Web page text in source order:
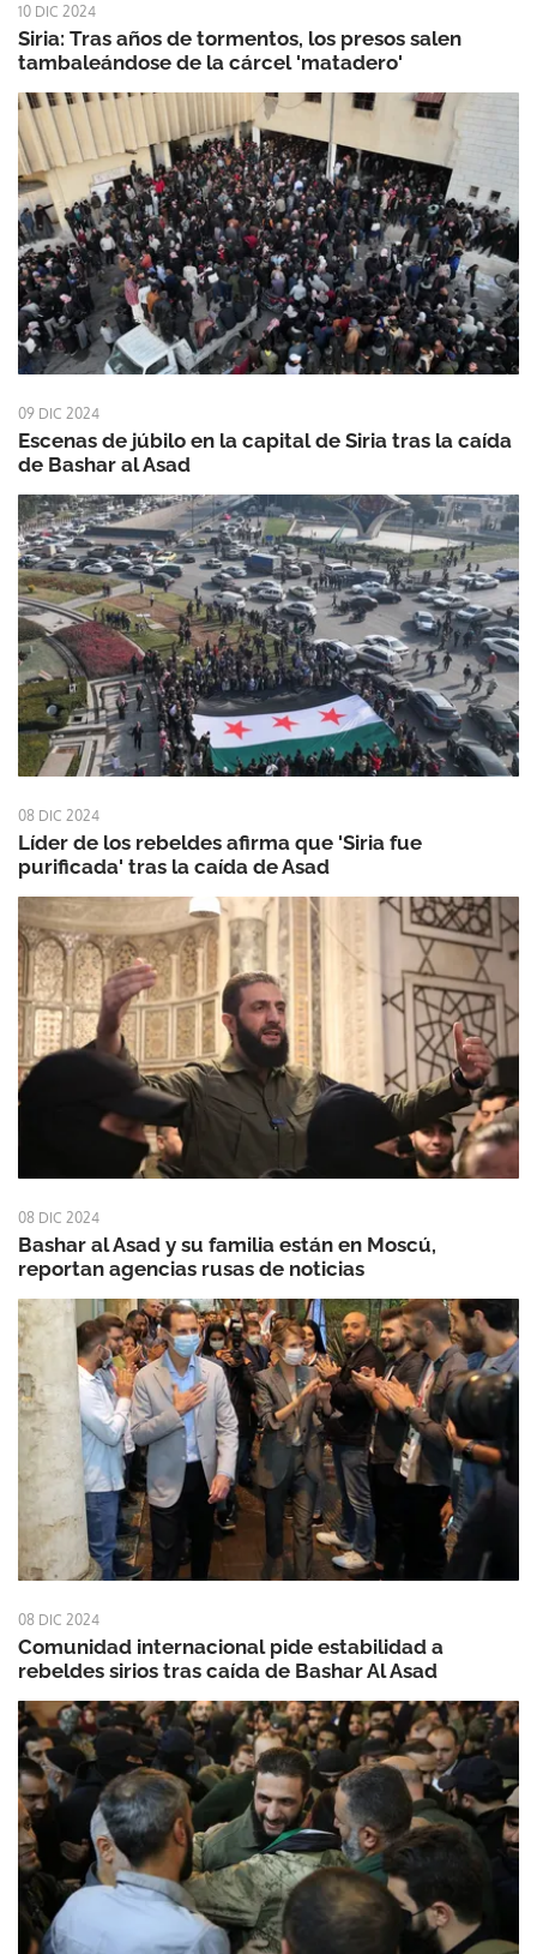
10 DIC 2024
Siria: Tras años de tormentos, los presos salen
tambaleándose de la cárcel 'matadero'
09 DIC 2024
Escenas de júbilo en la capital de Siria tras la caída
de Bashar al Asad
08 DIC 2024
Líder de los rebeldes afirma que 'Siria fue
purificada' tras la caída de Asad
08 DIC 2024
Bashar al Asad y su familia están en Moscú,
reportan agencias rusas de noticias
08 DIC 2024
Comunidad internacional pide estabilidad a
rebeldes sirios tras caída de Bashar Al Asad